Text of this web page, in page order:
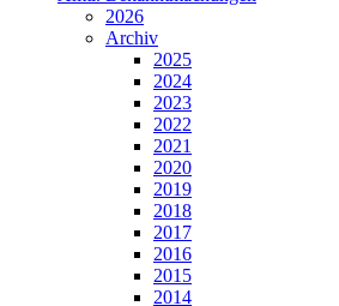
2026
Archiv
2025
2024
2023
2022
2021
2020
2019
2018
2017
2016
2015
2014